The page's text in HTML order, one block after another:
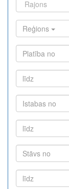
Reģions